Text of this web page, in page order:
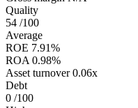
Quality
54 /100
Average
ROE 7.91%
ROA 0.98%
Asset turnover 0.06x
Debt
0 /100